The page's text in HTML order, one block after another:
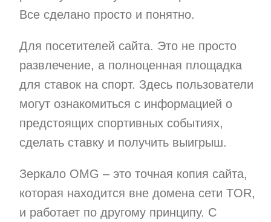
Все сделано просто и понятно.
Для посетителей сайта. Это не просто
развлечение, а полноценная площадка
для ставок на спорт. Здесь пользователи
могут ознакомиться с информацией о
предстоящих спортивных событиях,
сделать ставку и получить выигрыш.
Зеркало OMG – это точная копия сайта,
которая находится вне домена сети TOR,
и работает по другому принципу. С